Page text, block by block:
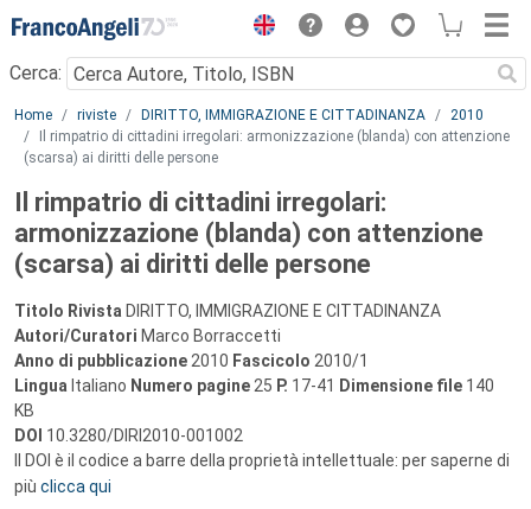
Menu
Cerca:
Main content
Home riviste DIRITTO, IMMIGRAZIONE E CITTADINANZA
2010
Il rimpatrio di cittadini irregolari: armonizzazione (blanda) con attenzione
(scarsa) ai diritti delle persone
Il rimpatrio di cittadini irregolari:
armonizzazione (blanda) con attenzione
(scarsa) ai diritti delle persone
Titolo Rivista DIRITTO, IMMIGRAZIONE E CITTADINANZA
Autori/Curatori Marco Borraccetti
Anno di pubblicazione 2010 Fascicolo 2010/1
Lingua Italiano Numero pagine 25 P. 17-41 Dimensione file 140
KB
DOI 10.3280/DIRI2010-001002
Il DOI è il codice a barre della proprietà intellettuale: per saperne di
più clicca qui